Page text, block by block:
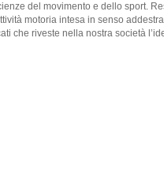
del movimento e dello sport.
motoria intesa in senso
che riveste nella nostra società